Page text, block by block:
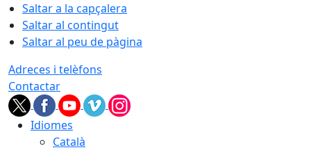
Saltar a la capçalera
Saltar al contingut
Saltar al peu de pàgina
Adreces i telèfons
Contactar
Idiomes
Català